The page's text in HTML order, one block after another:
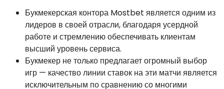
Букмекерская контора Mostbet является одним из
лидеров в своей отрасли, благодаря усердной
работе и стремлению обеспечивать клиентам
высший уровень сервиса.
Букмекер не только предлагает огромный выбор
игр — качество линии ставок на эти матчи является
исключительным по сравнению со многими